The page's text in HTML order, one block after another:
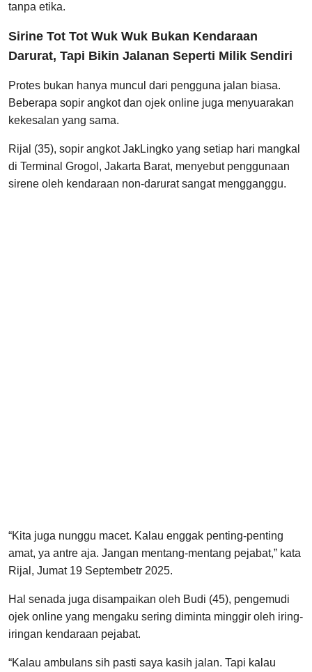
tanpa etika.
Sirine Tot Tot Wuk Wuk Bukan Kendaraan
Darurat, Tapi Bikin Jalanan Seperti Milik Sendiri
Protes bukan hanya muncul dari pengguna jalan biasa.
Beberapa sopir angkot dan ojek online juga menyuarakan
kekesalan yang sama.
Rijal (35), sopir angkot JakLingko yang setiap hari mangkal
di Terminal Grogol, Jakarta Barat, menyebut penggunaan
sirene oleh kendaraan non-darurat sangat mengganggu.
“Kita juga nunggu macet. Kalau enggak penting-penting
amat, ya antre aja. Jangan mentang-mentang pejabat,” kata
Rijal, Jumat 19 Septembetr 2025.
Hal senada juga disampaikan oleh Budi (45), pengemudi
ojek online yang mengaku sering diminta minggir oleh iring-
iringan kendaraan pejabat.
“Kalau ambulans sih pasti saya kasih jalan. Tapi kalau